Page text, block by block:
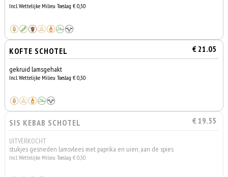
Incl. Wettelijke Milieu Toeslag € 0,50
KOFTE SCHOTEL € 21.05
gekruid lamsgehakt
Incl. Wettelijke Milieu Toeslag € 0,50
SIS KEBAB SCHOTEL € 19.55
UITVERKOCHT
stukjes gesneden lamsvlees met paprika en uien, aan de spies
Incl. Wettelijke Milieu Toeslag € 0,50